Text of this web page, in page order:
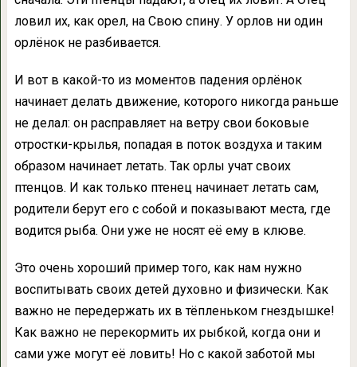
ловил их, как орел, на Свою спину. У орлов ни один
орлёнок не разбивается.
И вот в какой-то из моментов падения орлёнок
начинает делать движение, которого никогда раньше
не делал: он расправляет на ветру свои боковые
отростки-крылья, попадая в поток воздуха и таким
образом начинает летать. Так орлы учат своих
птенцов. И как только птенец начинает летать сам,
родители берут его с собой и показывают места, где
водится рыба. Они уже не носят её ему в клюве.
Это очень хороший пример того, как нам нужно
воспитывать своих детей духовно и физически. Как
важно не передержать их в тёпленьком гнездышке!
Как важно не перекормить их рыбкой, когда они и
сами уже могут её ловить! Но с какой заботой мы